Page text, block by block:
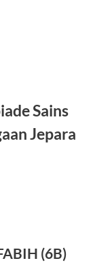
Sains
Jepara
(6B)